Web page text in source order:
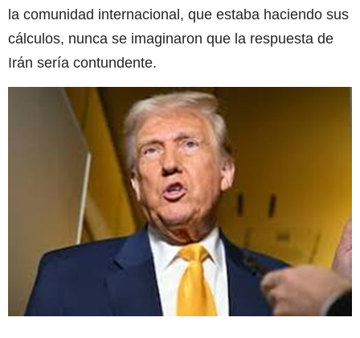
la comunidad internacional, que estaba haciendo sus
cálculos, nunca se imaginaron que la respuesta de
Irán sería contundente.